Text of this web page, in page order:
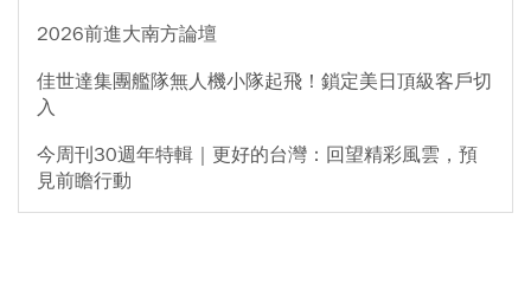
2026前進大南方論壇
佳世達集團艦隊無人機小隊起飛！鎖定美日頂級客戶切
入
今周刊30週年特輯｜更好的台灣：回望精彩風雲，預
見前瞻行動